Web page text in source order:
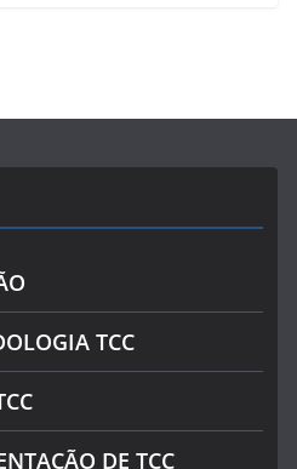
TCC
DE TCC